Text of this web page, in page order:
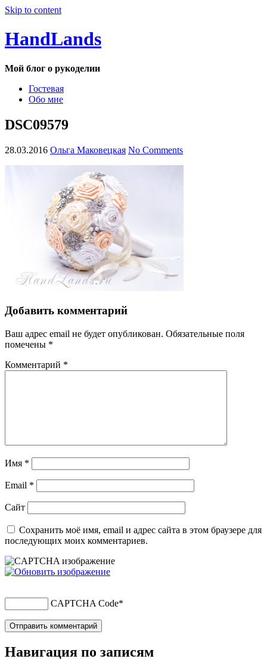
Skip to content
HandLands
Мой блог о рукоделии
Гостевая
Обо мне
DSC09579
28.03.2016 Ольга Маковецкая No Comments
Добавить комментарий
Ваш адрес email не будет опубликован. Обязательные поля
помечены *
Комментарий *
Имя *
Email *
Сайт
Сохранить моё имя, email и адрес сайта в этом браузере для
последующих моих комментариев.
CAPTCHA Code*
Навигация по записям